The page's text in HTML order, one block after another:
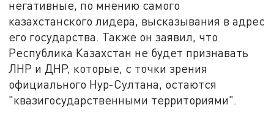
негативные, по мнению самого
казахстанского лидера, высказывания в адрес
его государства. Также он заявил, что
Республика Казахстан не будет признавать
ЛНР и ДНР, которые, с точки зрения
официального Нур-Султана, остаются
"квазигосударственными территориями".